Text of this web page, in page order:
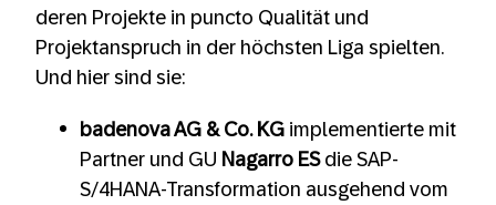
deren Projekte in puncto Qualität und
Projektanspruch in der höchsten Liga spielten.
Und hier sind sie:
badenova AG & Co. KG implementierte mit
Partner und GU Nagarro ESdie SAP-
S/4HANA-Transformation ausgehend vom